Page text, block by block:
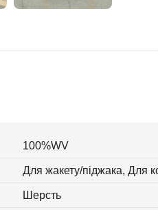
100%WV
Для жакету/піджака, Для
Шерсть